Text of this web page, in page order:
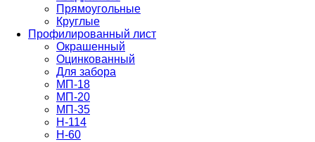
Прямоугольные
Круглые
Профилированный лист
Окрашенный
Оцинкованный
Для забора
МП-18
МП-20
МП-35
Н-114
Н-60